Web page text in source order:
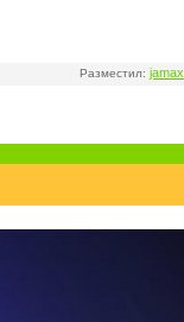
Разместил: jamax